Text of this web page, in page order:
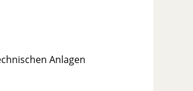
Anlagen